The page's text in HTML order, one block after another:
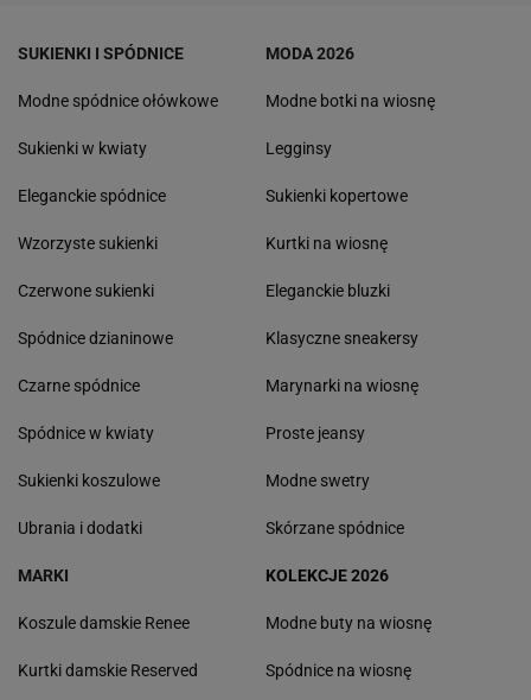
SUKIENKI I SPÓDNICE
Modne spódnice ołówkowe
Sukienki w kwiaty
Eleganckie spódnice
Wzorzyste sukienki
Czerwone sukienki
Spódnice dzianinowe
Czarne spódnice
Spódnice w kwiaty
Sukienki koszulowe
Ubrania i dodatki
MODA 2026
Modne botki na wiosnę
Legginsy
Sukienki kopertowe
Kurtki na wiosnę
Eleganckie bluzki
Klasyczne sneakersy
Marynarki na wiosnę
Proste jeansy
Modne swetry
Skórzane spódnice
MARKI
Koszule damskie Renee
Kurtki damskie Reserved
KOLEKCJE 2026
Modne buty na wiosnę
Spódnice na wiosnę